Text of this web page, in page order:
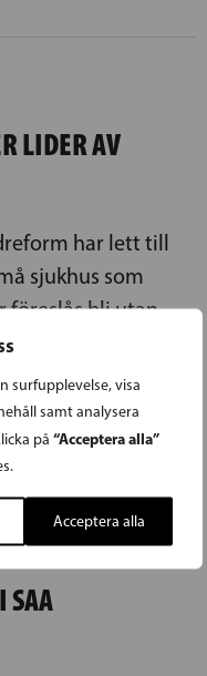
surfupplevelse, visa
samt analysera
på “Acceptera alla”
Acceptera alla
LIDER AV
har lett till
sjukhus som
föreslås bli utan
kräver mer än
SAA